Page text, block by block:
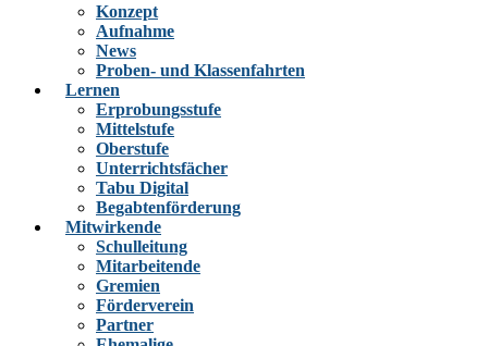
Konzept
Aufnahme
News
Proben- und Klassenfahrten
Lernen
Erprobungsstufe
Mittelstufe
Oberstufe
Unterrichtsfächer
Tabu Digital
Begabtenförderung
Mitwirkende
Schulleitung
Mitarbeitende
Gremien
Förderverein
Partner